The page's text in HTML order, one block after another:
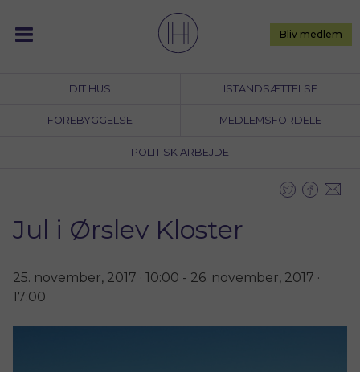
content
DIT HUS ISTANDSÆTTELSE
FOREBYGGELSE MEDLEMSFORDELE
POLITISK ARBEJDE
Bliv medlem
Jul i Ørslev Kloster
25. november, 2017 · 10:00 - 26. november, 2017 ·
17:00